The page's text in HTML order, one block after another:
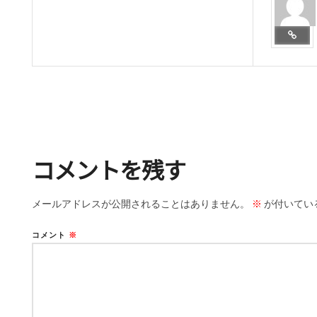
コメントを残す
メールアドレスが公開されることはありません。 ※ が付いてい
コメント ※